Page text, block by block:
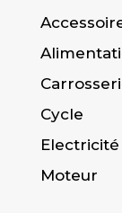
Cycle
Electricité
Moteur